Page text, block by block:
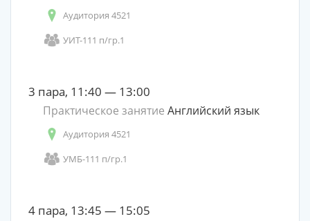
Аудитория 4521
УИТ-111 п/гр.1
3 пара, 11:40 — 13:00
Практическое занятие Английский язык
Аудитория 4521
УМБ-111 п/гр.1
4 пара, 13:45 — 15:05